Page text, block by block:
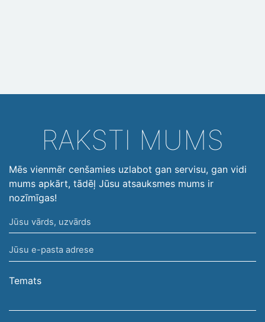
RAKSTI MUMS
Mēs vienmēr cenšamies uzlabot gan servisu, gan vidi
mums apkārt, tādēļ Jūsu atsauksmes mums ir
nozīmīgas!
Jūsu
vārds,
uzvārds
Jūsu
e-
pasta
Temats